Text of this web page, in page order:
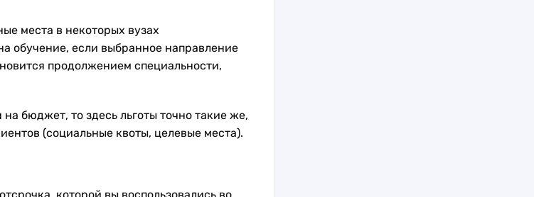
места в некоторых вузах
обучение, если выбранное направление
продолжением специальности,
на бюджет, то здесь льготы точно такие же,
(социальные квоты, целевые места).